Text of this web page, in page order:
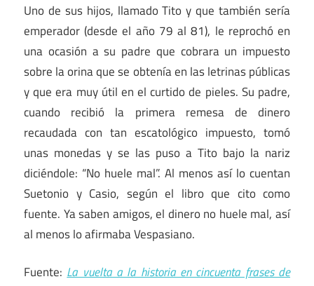
Uno de sus hijos, llamado Tito y que también sería
emperador (desde el año 79 al 81), le reprochó en
una ocasión a su padre que cobrara un impuesto
sobre la orina que se obtenía en las letrinas públicas
y que era muy útil en el curtido de pieles. Su padre,
cuando recibió la primera remesa de dinero
recaudada con tan escatológico impuesto, tomó
unas monedas y se las puso a Tito bajo la nariz
diciéndole: “No huele mal”. Al menos así lo cuentan
Suetonio y Casio, según el libro que cito como
fuente. Ya saben amigos, el dinero no huele mal, así
al menos lo afirmaba Vespasiano.
Fuente:La vuelta a la historia en cincuenta frases de